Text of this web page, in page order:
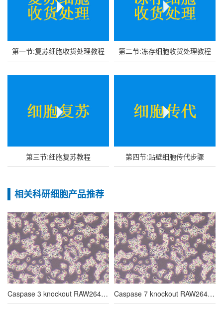
第一节:复苏细胞收货处理教程 第二节:冻存细胞收货处理教程
第三节:细胞复苏教程 第四节:贴壁细胞传代步骤
相关科研细胞产品推荐
Caspase 3 knockout RAW264.7 cell line Caspase 7 knockout RAW264.7 cell line